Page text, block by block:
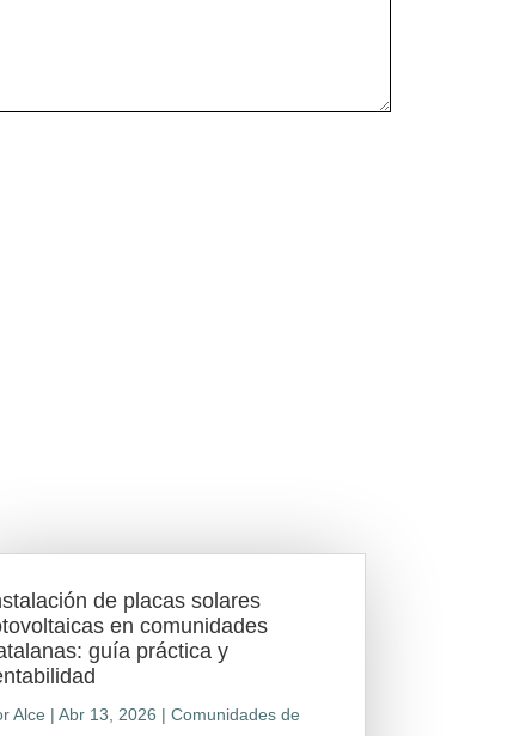
de placas solares
en comunidades
guía práctica y
Alce |Abr 13, 2026 |Comunidades de